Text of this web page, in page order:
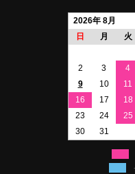
2026年 8月
日
月 火
2
3 4
9
10 11
16
17 18
23
24 25
30
31